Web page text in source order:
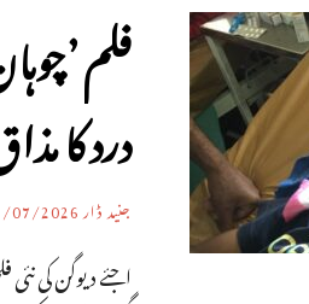
فلم
درد کا
جنید ڈار07/2026
اجئے دیوگن کی